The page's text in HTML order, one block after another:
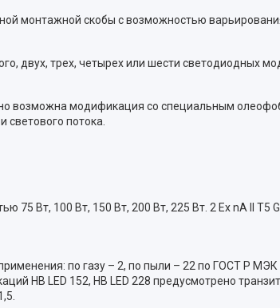
монтажной скобы с возможностью
двух, трех, четырех или шести светодиодных
возможна модификация со специальным
светового потока.
75 Вт, 100 Вт, 150 Вт, 200 Вт, 225 Вт. 2 Ex nA II
по газу – 2, по пыли – 22 по ГОСТ Р
HB LED 152, HB LED 228 предусмотрено